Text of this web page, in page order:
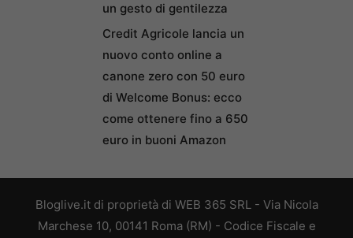
un gesto di gentilezza
Credit Agricole lancia un
nuovo conto online a
canone zero con 50 euro
di Welcome Bonus: ecco
come ottenere fino a 650
euro in buoni Amazon
Bloglive.it di proprietà di WEB 365 SRL - Via Nicola
Marchese 10, 00141 Roma (RM) - Codice Fiscale e